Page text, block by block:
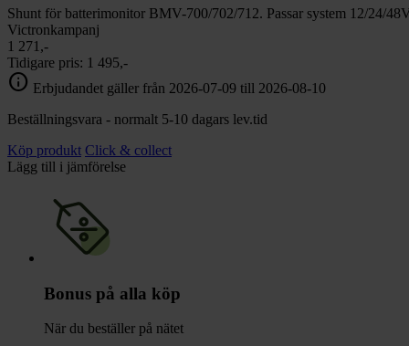
Reservdelar chevron_right
Shunt för batterimonitor BMV-700/702/712. Passar system 12/24/
Victronkampanj
1 271,-
Tidigare pris: 1 495,-
info Erbjudandet gäller från 2026-07-09 till 2026-08-10
Beställningsvara - normalt 5-10 dagars lev.tid
Köp produkt Click & collect
Lägg till i jämförelse
Bonus på alla köp
När du beställer på nätet